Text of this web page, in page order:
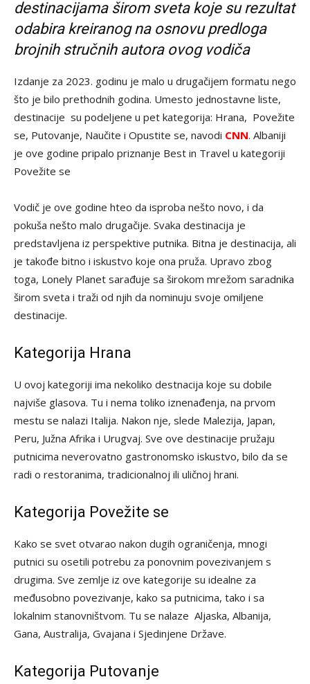
destinacijama širom sveta koje su rezultat
odabira kreiranog na osnovu predloga
brojnih stručnih autora ovog vodiča
Izdanje za 2023. godinu je malo u drugačijem formatu nego
što je bilo prethodnih godina. Umesto jednostavne liste,
destinacije su podeljene u pet kategorija: Hrana, Povežite
se, Putovanje, Naučite i Opustite se, navodi CNN. Albaniji
je ove godine pripalo priznanje Best in Travel u kategoriji
Povežite se
Vodič je ove godine hteo da isproba nešto novo, i da
pokuša nešto malo drugačije. Svaka destinacija je
predstavljena iz perspektive putnika. Bitna je destinacija, ali
je takođe bitno i iskustvo koje ona pruža. Upravo zbog
toga, Lonely Planet sarađuje sa širokom mrežom saradnika
širom sveta i traži od njih da nominuju svoje omiljene
destinacije.
Kategorija Hrana
U ovoj kategoriji ima nekoliko destnacija koje su dobile
najviše glasova. Tu i nema toliko iznenađenja, na prvom
mestu se nalazi Italija. Nakon nje, slede Malezija, Japan,
Peru, Južna Afrika i Urugvaj. Sve ove destinacije pružaju
putnicima neverovatno gastronomsko iskustvo, bilo da se
radi o restoranima, tradicionalnoj ili uličnoj hrani.
Kategorija Povežite se
Kako se svet otvarao nakon dugih ograničenja, mnogi
putnici su osetili potrebu za ponovnim povezivanjem s
drugima. Sve zemlje iz ove kategorije su idealne za
međusobno povezivanje, kako sa putnicima, tako i sa
lokalnim stanovništvom. Tu se nalaze Aljaska, Albanija,
Gana, Australija, Gvajana i Sjedinjene Države.
Kategorija Putovanje